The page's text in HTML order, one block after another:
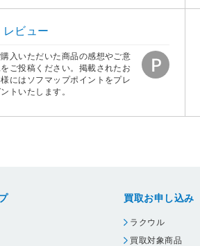
レビュー
購入いただいた商品の感想やご意
をご投稿ください。掲載されたお
にはソフマップポイントをプレ
トいたします。
買取お申し込み
ラクウル
買取対象商品